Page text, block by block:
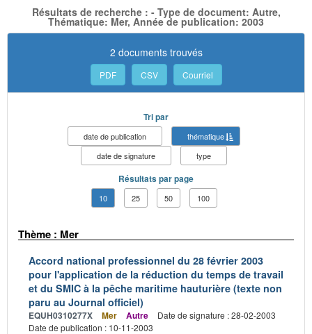
Résultats de recherche : - Type de document: Autre,
Thématique: Mer, Année de publication: 2003
2 documents trouvés
PDF CSV Courriel
Tri par
date de publication
thématique
date de signature
type
Résultats par page
10 25 50 100
Thème : Mer
Accord national professionnel du 28 février 2003
pour l'application de la réduction du temps de travail
et du SMIC à la pêche maritime hauturière (texte non
paru au Journal officiel)
EQUH0310277X Mer Autre
Date de signature : 28-02-2003
Date de publication : 10-11-2003